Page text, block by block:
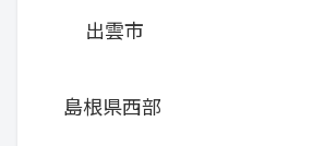
出雲市
島根県西部